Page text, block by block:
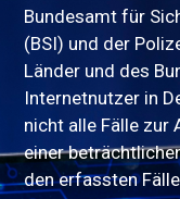
Bundesamt für
(BSI) und der
Länder und des
Internetnutzer in
nicht alle Fälle zur
einer
den erfassten